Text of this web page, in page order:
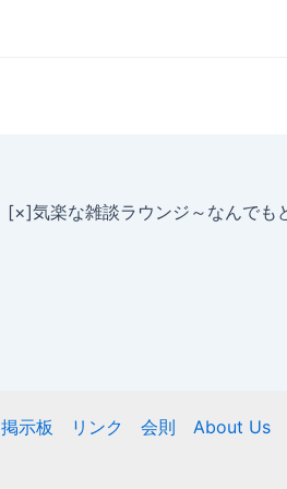
[×]気楽な雑談ラウンジ～なんで
掲示板 リンク 会則 About Us